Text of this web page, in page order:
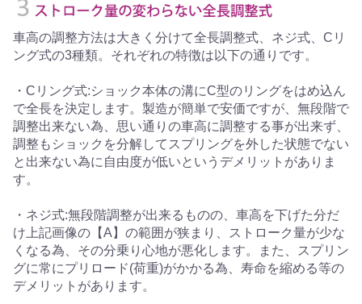
車高の調整方法は大きく分けて全長調整式、ネジ式、Cリ
ング式の3種類。それぞれの特徴は以下の通りです。
・Cリング式:ショック本体の溝にC型のリングをはめ込ん
で全長を決定します。製造が簡単で安価ですが、無段階で
調整出来ない為、思い通りの車高に調整する事が出来ず、
調整もショックを分解してスプリングを外した状態でない
と出来ない為に自由度が低いというデメリットがありま
す。
・ネジ式:無段階調整が出来るものの、車高を下げた分だ
け上記画像の【A】の範囲が狭まり、ストローク量が少な
くなる為、その分乗り心地が悪化します。また、スプリン
グに常にプリロード(荷重)がかかる為、寿命を縮める等の
デメリットがあります。